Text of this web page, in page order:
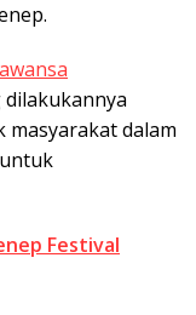
dilakukannya
masyarakat dalam
Festival